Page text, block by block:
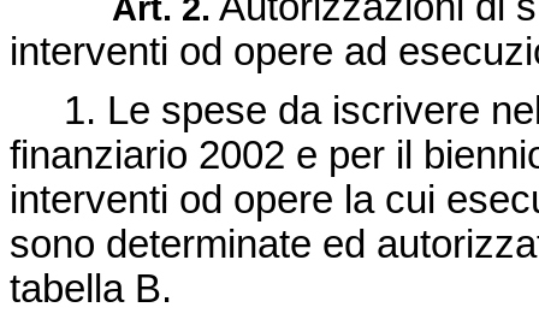
interventi od opere ad
1. Le spese da iscrivere
finanziario 2002 e per il
interventi od opere la cui
sono determinate ed
tabella B.